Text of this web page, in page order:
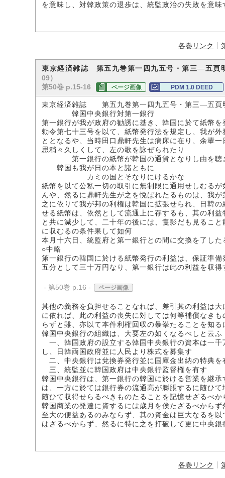
を意味し、対韓政策の退歩は、統監政治の失敗を意
各巻リンク
東京経済雑誌 第五九巻第一四九五号・第三―五頁
09）
第50巻 p.15-16
ページ画像 PDM 1.0 DEED
東京経済雑誌 第五九巻第一四九五号・第三―五頁
韓国中央銀行対第一銀行
第一銀行が我が政府の勧誘に基き、韓国に於て紙幣
勅令第七十三号を以て、紙幣発行法を規定し、我が
ととなるや、当時田口鼎軒先生は病床に在り、余輩
思稍々久しくして、左の歌を詠ぜられたり
第一銀行の紙幣が韓国の通貨となりし由を聴
韓国も我が日の本と諸ともに
カミの国とそなりにけるかな
紙幣を以て公私一切の取引に無制限に通用せしむる
んや、然るに鼎軒先生が之を悦ばれたるものは、我
之に依りて我が邦の利権は韓国に拡張せられ、日韓
せる紙幣は、依然として流通上に存するも、其の利
と共に減少して、二十年の後には、隻影だも見るこ
に収むるの条件果して如何
本月十六日、統監府と第一銀行との間に交換を了し
○中略
第一銀行の韓国に於ける紙幣発行の利益は、保証準
五分として三十万円なり、第一銀行は此の利益を収
- 第50巻 p.16 - ページ画像
其他の義務を負担せることなれば、差引其の利益は
に依れば、此の利益の喪失に対しては何等補償なき
らずと雖、亦以て本件利権回収の暴挙たることを知る
韓国中央銀行の組織は、大要左の如くなるべしと云ふ
一、韓国政府の設立する韓国中央銀行の資本は一
し、日韓両国政府並に人民より株式を募集す
二、中央銀行は兌換券発行並に国庫金出納の特典
三、統監並に韓国政府は中央銀行監督権を有す
韓国中央銀行は、第一銀行の韓国に於ける営業を継
は、一方に於ては銀行券の流通高が膨脹するに随ひ
随ひて収得せらるべきものたることを記憶せざるべ
韓国商業の発達に資するには歳月を俟たざるべから
至大の便益あるのみならず、其の資金は巨大なるを
はざるべからず、然るに特に之を打破して更に中央
各巻リンク